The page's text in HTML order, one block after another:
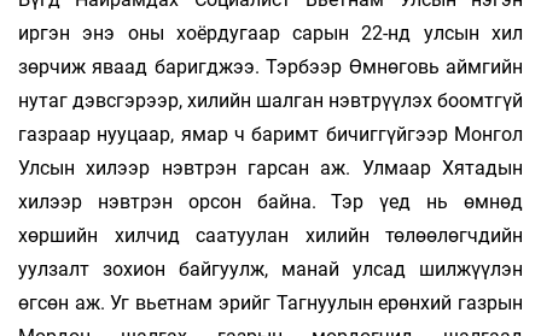
иргэн энэ оны хоёрдугаар сарын 22-нд улсын хил
зөрчиж яваад баригд­жээ. Тэрбээр Өмнөговь аймгийн
нутаг дэвсгэрээр, хилийн шалган нэвтрүүлэх боомтгүй
газраар нууцаар, ямар ч баримт бичиггүйгээр Монгол
Улсын хилээр нэвтрэн гарсан аж. Улмаар Хятадын
хилээр нэвтрэн орсон байна. Тэр үед нь өмнөд
хөршийн хилчид саатуулан хилийн төлөөлөгчдийн
уулзалт зохион байгуулж, манай улсад шилжүүлэн
өгсөн аж. Уг вьетнам эрийг Тагнуулын ерөн­хий газрын